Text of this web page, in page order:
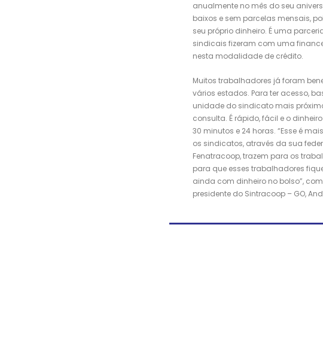
anualmente no mês do seu
baixos e sem parcelas mensais,
seu próprio dinheiro. É uma
sindicais fizeram com uma
nesta modalidade de crédito.
Muitos trabalhadores já foram
vários estados. Para ter acesso,
unidade do sindicato mais
consulta. É rápido, fácil e o
30 minutos e 24 horas. “Esse é
os sindicatos, através da sua
Fenatracoop, trazem para os
para que esses trabalhadores
ainda com dinheiro no bolso”,
presidente do Sintracoop – GO,